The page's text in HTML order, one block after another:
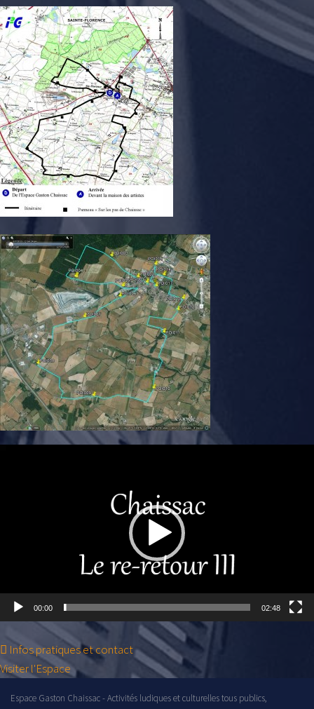
Lecteur
00:00 02:48
Infos pratiques et contact
Visiter l'Espace
Espace Gaston Chaissac - Activités ludiques et culturelles tous publics,